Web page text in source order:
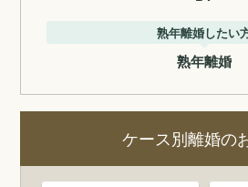
熟年離婚したい
熟年離婚
ケース別離婚の